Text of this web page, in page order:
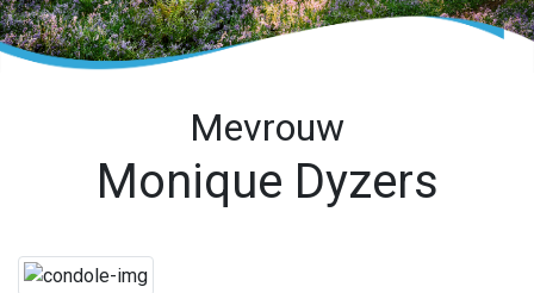
Mevrouw
Monique Dyzers